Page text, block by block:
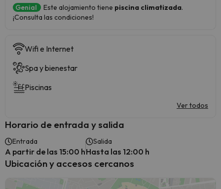
Genial Este alojamiento tiene piscina climatizada.
¡Consulta las condiciones!
Wifi e Internet
Spa y bienestar
Piscinas
Ver todos
Horario de entrada y salida
Entrada
A partir de las 15:00 h
Salida
Hasta las 12:00 h
Ubicación y accesos cercanos